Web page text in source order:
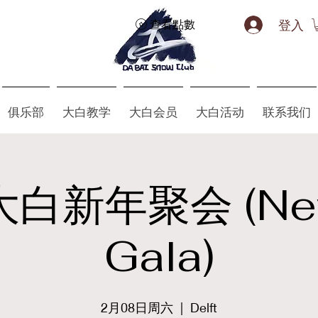
查看點數 登入
俱乐部 大白教学 大白会员 大白活动 联系我们
新年聚会
Gala)
2月08日周六
  |
Delft